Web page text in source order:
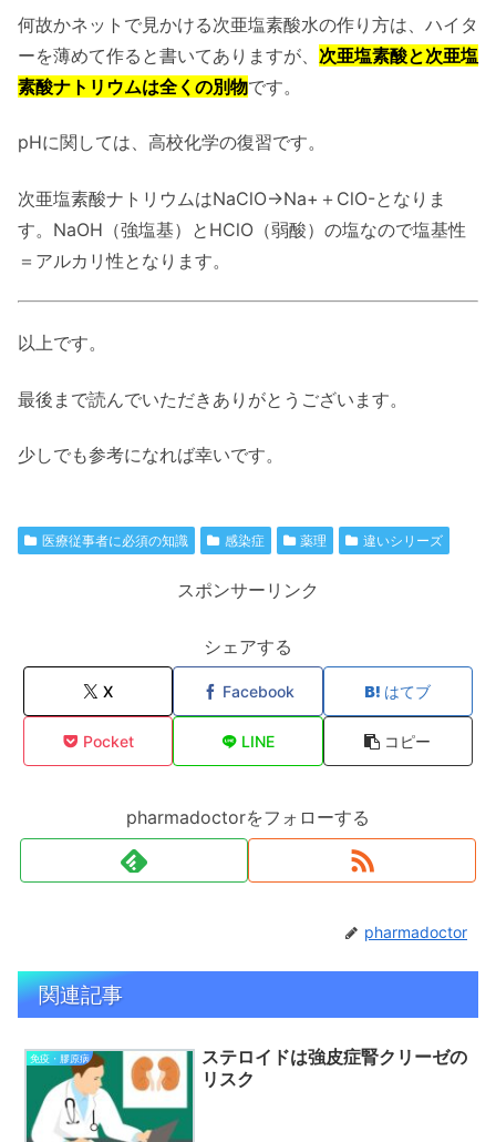
何故かネットで見かける次亜塩素酸水の作り方は、ハイタ
ーを薄めて作ると書いてありますが、 次亜塩素酸と次亜塩
素酸ナトリウムは全くの別物です。
pHに関しては、高校化学の復習です。
次亜塩素酸ナトリウムはNaClO→Na+＋ClO-となりま
す。NaOH（強塩基）とHClO（弱酸）の塩なので塩基性
＝アルカリ性となります。
以上です。
最後まで読んでいただきありがとうございます。
少しでも参考になれば幸いです。
医療従事者に必須の知識 感染症 薬理 違いシリーズ
スポンサーリンク
シェアする
X Facebook はてブ
Pocket LINE コピー
pharmadoctorをフォローする
pharmadoctor
関連記事
免疫・膠原病
ステロイドは強皮症腎クリーゼの
リスク